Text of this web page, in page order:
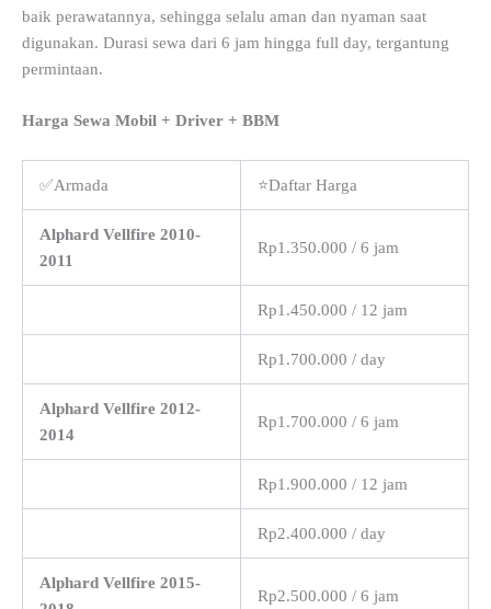
baik perawatannya, sehingga selalu aman dan nyaman saat
digunakan. Durasi sewa dari 6 jam hingga full day, tergantung
permintaan.
Harga Sewa Mobil + Driver + BBM
✅Armada ⭐Daftar Harga
Alphard Vellfire 2010-
2011
Rp1.350.000 / 6 jam
Rp1.450.000 / 12 jam
Rp1.700.000 / day
Alphard Vellfire 2012-
2014
Rp1.700.000 / 6 jam
Rp1.900.000 / 12 jam
Rp2.400.000 / day
Alphard Vellfire 2015-
Rp2.500.000 / 6 jam